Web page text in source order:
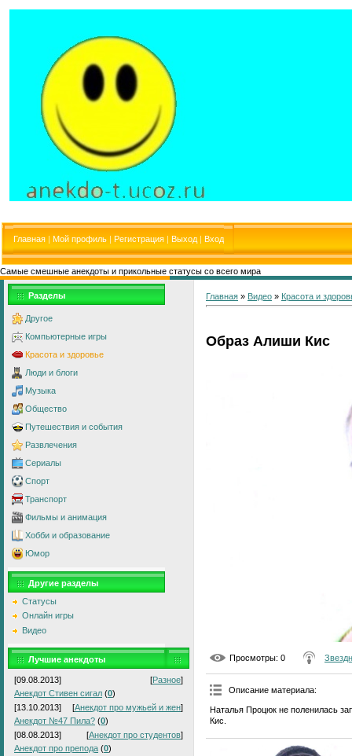
Главная | Мой профиль | Регистрация | Выход | Вход
Самые смешные анекдоты и прикольные статусы со всего мира
Разделы
Другое
Компьютерные игры
Красота и здоровье
Люди и блоги
Музыка
Общество
Путешествия и события
Развлечения
Сериалы
Спорт
Транспорт
Фильмы и анимация
Хобби и образование
Юмор
Другие разделы
Статусы
Онлайн игры
Видео
Лучшие анекдоты
[09.08.2013] [Разное]
Анекдот Стивен сигал (0)
[13.10.2013]
[Анекдот про мужьей и жен]
Анекдот №47 Пила? (0)
[08.08.2013]
[Анекдот про студентов]
Анекдот про препода (0)
Главная » Видео » Красота и
Образ Алиши Кис
Просмотры: 0
Описание материала:
Наталья Процюк не поленилась
Кис.